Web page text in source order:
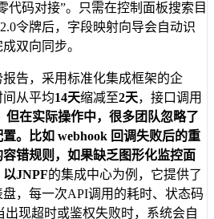
代码对接”。只需在控制面板搜索目
令牌后，字段映射向导会自动识
双向同步。
报告，采用标准化集成框架的企
从平均14天缩减至2天，接口调用
但在实际操作中，很多团队忽略了
。比如 webhook 回调失败后的重
错规则，如果缺乏图形化监控面
以JNPF的集成中心为例，它提供了
，每一次API调用的耗时、状态码
出现超时或鉴权失败时，系统会自